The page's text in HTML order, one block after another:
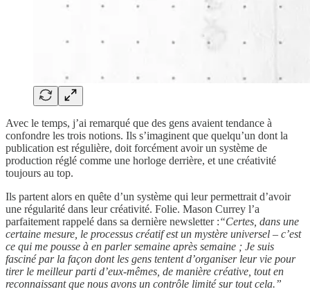
Avec le temps, j’ai remarqué que des gens avaient tendance à
confondre les trois notions. Ils s’imaginent que quelqu’un dont la
publication est régulière, doit forcément avoir un système de
production réglé comme une horloge derrière, et une créativité
toujours au top.
Ils partent alors en quête d’un système qui leur permettrait d’avoir
une régularité dans leur créativité. Folie. Mason Currey l’a
parfaitement rappelé dans sa dernière newsletter :“Certes, dans une
certaine mesure, le processus créatif est un mystère universel – c’est
ce qui me pousse à en parler semaine après semaine ; Je suis
fasciné par la façon dont les gens tentent d’organiser leur vie pour
tirer le meilleur parti d’eux-mêmes, de manière créative, tout en
reconnaissant que nous avons un contrôle limité sur tout cela.”